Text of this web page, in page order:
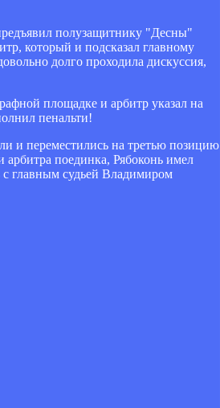
полузащитнику "Десны"
который и подсказал главному
долго проходила дискуссия,
площадке и арбитр указал на
пенальти!
и переместились на третью позицию
арбитра поединка, Рябоконь имел
главным судьей Владимиром